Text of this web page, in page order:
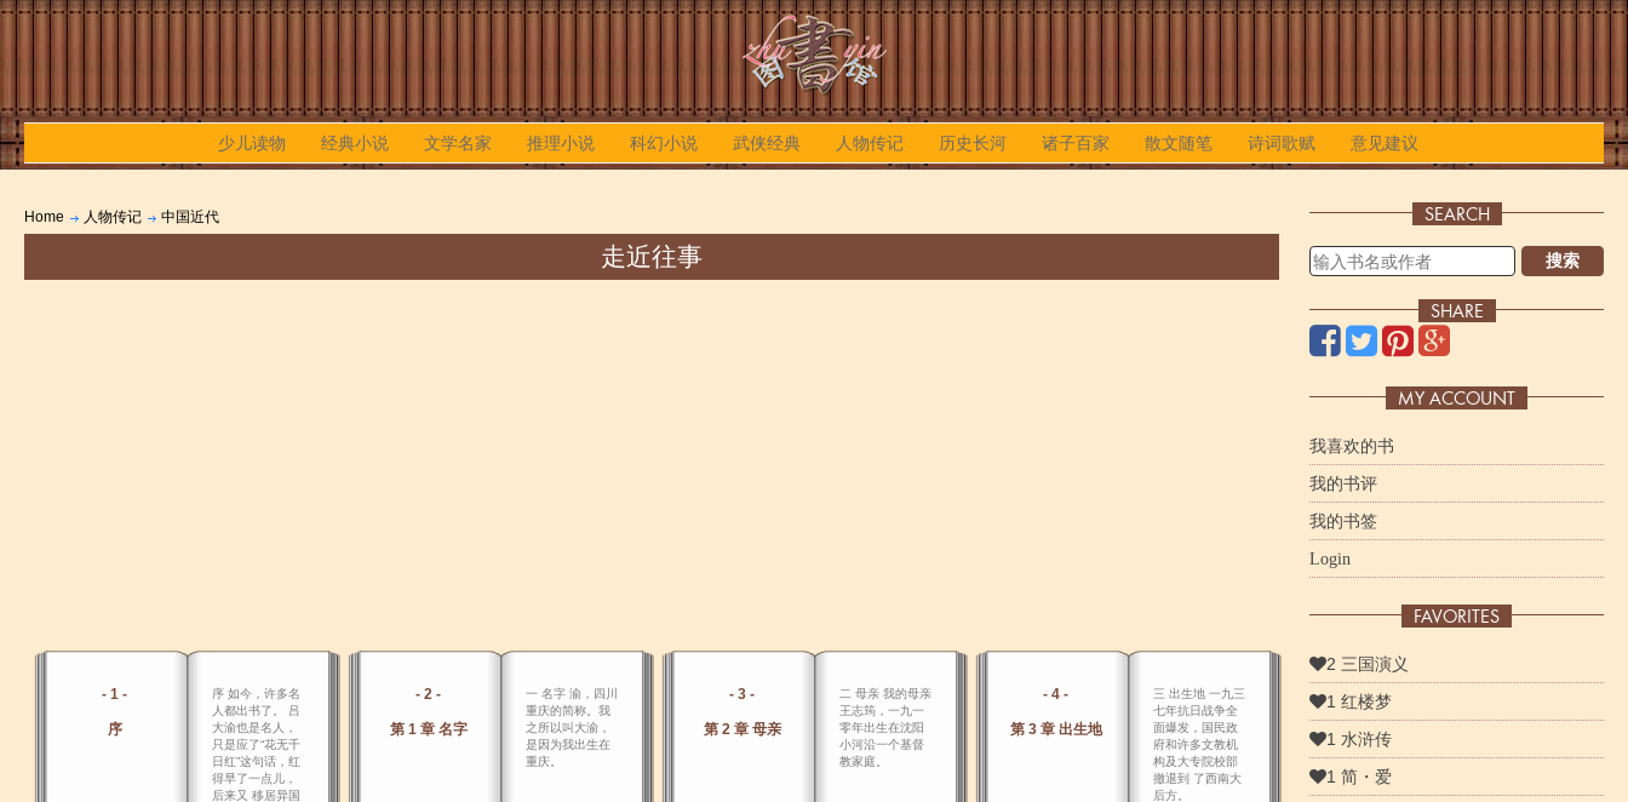
少儿读物 经典小说 文学名家 推理小说 科幻小说 武侠经典 人物传记 历史长河 诸子百家 散文随笔 诗词歌赋 意见建议
Home 人物传记 中国近代
走近往事
- 1 -
序
序 如今，许多名
人都出书了。 吕
大渝也是名人，
只是应了“花无千
日红”这句话，红
得早了一点儿，
后来又 移居异国
- 2 -
第 1 章 名字
一 名字 渝，四川
重庆的简称。我
之所以叫大渝，
是因为我出生在
重庆。
- 3 -
第 2 章 母亲
二 母亲 我的母亲
王志筠，一九一
零年出生在沈阳
小河沿一个基督
教家庭。
- 4 -
第 3 章 出生地
三 出生地 一九三
七年抗日战争全
面爆发，国民政
府和许多文教机
构及大专院校部
撤退到 了西南大
后方。
SEARCH
搜索
SHARE
MY ACCOUNT
我喜欢的书
我的书评
我的书签
Login
FAVORITES
2 三国演义
1 红楼梦
1 水浒传
1 简・爱